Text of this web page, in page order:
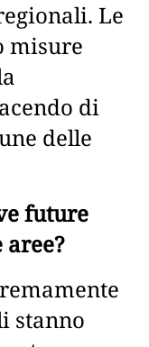
Le
misure
di
delle
future
stanno